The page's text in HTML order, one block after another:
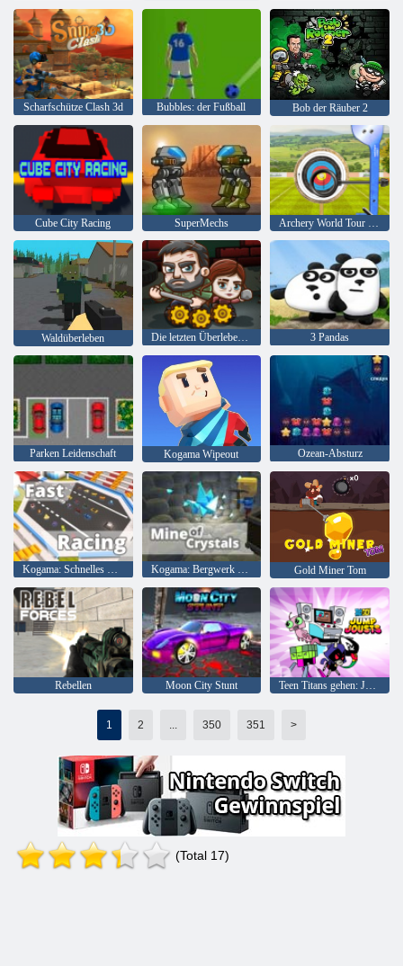
Scharfschütze Clash 3d Bubbles: der Fußball Bob der Räuber 2
Cube City Racing SuperMechs
Waldüberleben Die letzten Überlebenden 3 Pandas
Parken Leidenschaft Kogama Wipeout Ozean-Absturz
Gold Miner Tom
Rebellen Moon City Stunt
1 2 350 351 >
(Total 17)